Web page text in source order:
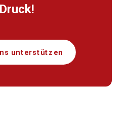
Druck!
unterstützen